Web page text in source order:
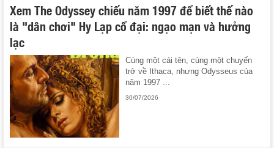
Xem The Odyssey chiếu năm 1997 để biết thế nào
là "dân chơi" Hy Lạp cổ đại: ngạo mạn và hưởng
lạc
Cùng một cái tên, cùng một chuyến
trở về Ithaca, nhưng Odysseus của
năm 1997 ...
30/07/2026